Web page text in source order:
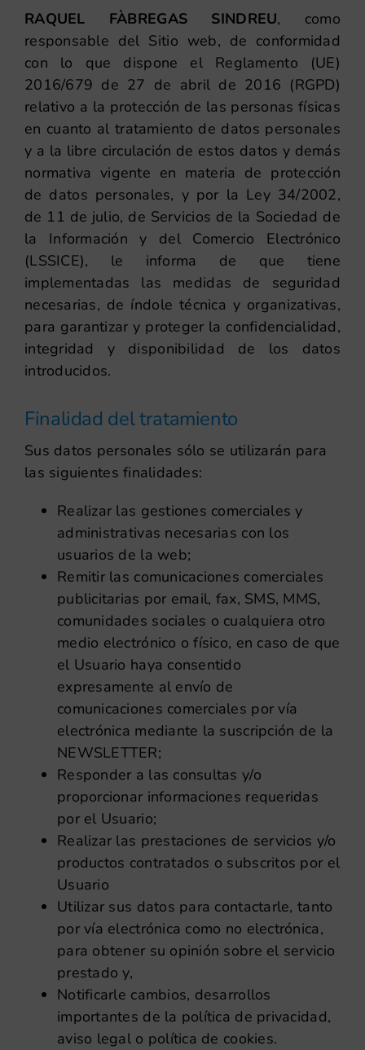
RAQUEL FÀBREGAS SINDREU, como
responsable del Sitio web, de conformidad
con lo que dispone el Reglamento (UE)
2016/679 de 27 de abril de 2016 (RGPD)
relativo a la protección de las personas físicas
en cuanto al tratamiento de datos personales
y a la libre circulación de estos datos y demás
normativa vigente en materia de protección
de datos personales, y por la Ley 34/2002,
de 11 de julio, de Servicios de la Sociedad de
la Información y del Comercio Electrónico
(LSSICE), le informa de que tiene
implementadas las medidas de seguridad
necesarias, de índole técnica y organizativas,
para garantizar y proteger la confidencialidad,
integridad y disponibilidad de los datos
introducidos.
Finalidad del tratamiento
Sus datos personales sólo se utilizarán para
las siguientes finalidades:
Realizar las gestiones comerciales y
administrativas necesarias con los
usuarios de la web;
Remitir las comunicaciones comerciales
publicitarias por email, fax, SMS, MMS,
comunidades sociales o cualquiera otro
medio electrónico o físico, en caso de que
el Usuario haya consentido
expresamente al envío de
comunicaciones comerciales por vía
electrónica mediante la suscripción de la
NEWSLETTER;
Responder a las consultas y/o
proporcionar informaciones requeridas
por el Usuario;
Realizar las prestaciones de servicios y/o
productos contratados o subscritos por el
Usuario
Utilizar sus datos para contactarle, tanto
por vía electrónica como no electrónica,
para obtener su opinión sobre el servicio
prestado y,
Notificarle cambios, desarrollos
importantes de la política de privacidad,
aviso legal o política de cookies.